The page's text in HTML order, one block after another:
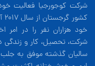
شرکت کوجورجیا فعالیت
خود هزاران نفر را در امر
شرکت، تحصیل، کار و
سالیان گذشته موفق به جلب